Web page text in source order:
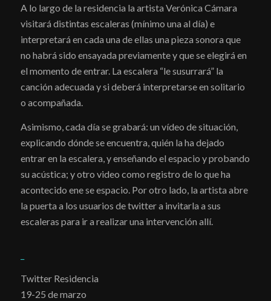
A lo largo de la residencia la artista Verónica Cámara
visitará distintas escaleras (mínimo una al día) e
interpretará en cada una de ellas una pieza sonora que
no habrá sido ensayada previamente y que se elegirá en
el momento de entrar. La escalera “le susurrará” la
canción adecuada y si deberá interpretarse en solitario
o acompañada.
Asimismo, cada día se grabará: un vídeo de situación,
explicando dónde se encuentra, quién la ha dejado
entrar en la escalera, y enseñando el espacio y probando
su acústica; y otro video como registro de lo que ha
acontecido ene se espacio. Por otro lado, la artista abre
la puerta a los usuarios de twitter a invitarla a sus
escaleras para ir a realizar una intervención allí.
Twitter Residencia
19-25 de marzo